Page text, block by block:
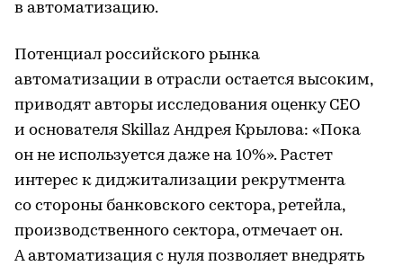
в автоматизацию.
Потенциал российского рынка
автоматизации в отрасли остается высоким,
приводят авторы исследования оценку CEO
и основателя Skillaz Андрея Крылова: «Пока
он не используется даже на 10%». Растет
интерес к диджитализации рекрутмента
со стороны банковского сектора, ретейла,
производственного сектора, отмечает он.
А автоматизация с нуля позволяет внедрять